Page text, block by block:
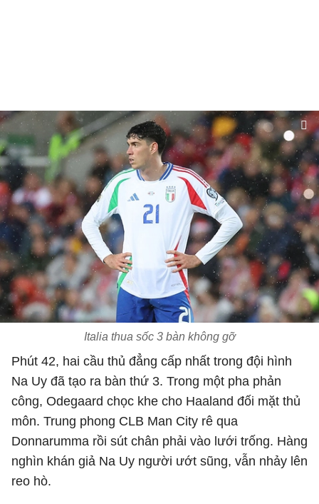
Italia thua sốc 3 bàn không gỡ
Phút 42, hai cầu thủ đẳng cấp nhất trong đội hình
Na Uy đã tạo ra bàn thứ 3. Trong một pha phản
công, Odegaard chọc khe cho Haaland đối mặt thủ
môn. Trung phong CLB Man City rê qua
Donnarumma rồi sút chân phải vào lưới trống. Hàng
nghìn khán giả Na Uy người ướt sũng, vẫn nhảy lên
reo hò.